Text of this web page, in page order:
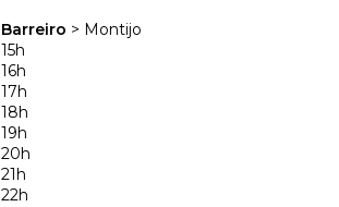
Barreiro > Montijo
15h
16h
17h
18h
19h
20h
21h
22h